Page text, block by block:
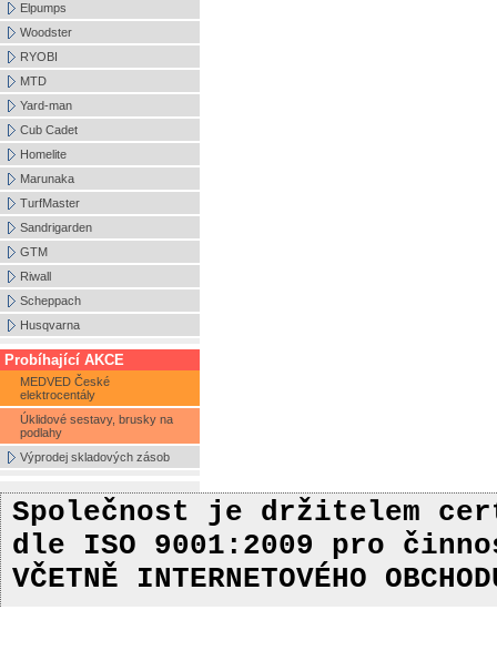
Elpumps
Woodster
RYOBI
MTD
Yard-man
Cub Cadet
Homelite
Marunaka
TurfMaster
Sandrigarden
GTM
Riwall
Scheppach
Husqvarna
Probíhající AKCE
MEDVED České
elektrocentály
Úklidové sestavy, brusky na
podlahy
Výprodej skladových zásob
Společnost je držitelem
dle ISO 9001:2009 pro
VČETNĚ INTERNETOVÉHO